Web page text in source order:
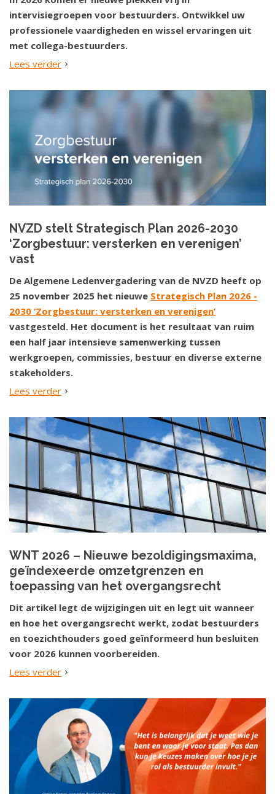
intervisiegroepen voor bestuurders. Ontwikkel uw
professionele vaardigheden en wissel ervaringen uit
met collega-bestuurders.
Lees verder
NVZD stelt Strategisch Plan 2026-2030
‘Zorgbestuur: versterken en verenigen’
vast
De Algemene Ledenvergadering van de NVZD heeft op
25 november 2025 het nieuwe Strategisch Plan 2026 -
2030 ‘Zorgbestuur: versterken en verenigen’
vastgesteld. Het document is het resultaat van ruim
een half jaar intensieve samenwerking tussen
werkgroepen, commissies, bestuur en diverse externe
stakeholders.
Lees verder
WNT 2026 – Nieuwe bezoldigingsmaxima,
geïndexeerde omzetgrenzen en
toepassing van het overgangsrecht
Dit artikel legt de wijzigingen uit en legt uit wanneer
en hoe het overgangsrecht werkt, zodat bestuurders
en toezichthouders goed geïnformeerd hun besluiten
voor 2026 kunnen voorbereiden.
Lees verder